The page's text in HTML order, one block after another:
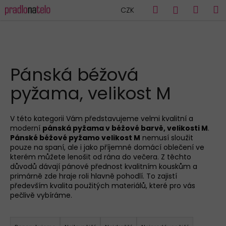
na
CZK Hledat
Pánská béžová
pyžama, velikost M
V této kategorii Vám představujeme velmi kvalitní a
moderní pánská pyžama v béžové barvě, velikosti M.
Pánské béžové pyžamo velikost M nemusí sloužit
pouze na spaní, ale i jako příjemné domácí oblečení ve
kterém můžete lenošit od rána do večera. Z těchto
důvodů dávají pánové přednost kvalitním kouskům a
primárně zde hraje roli hlavně pohodlí. To zajistí
především kvalita použitých materiálů, které pro vás
pečlivě vybíráme.
K
o
o
p
o
t
ř
e
b
u
j
e
t